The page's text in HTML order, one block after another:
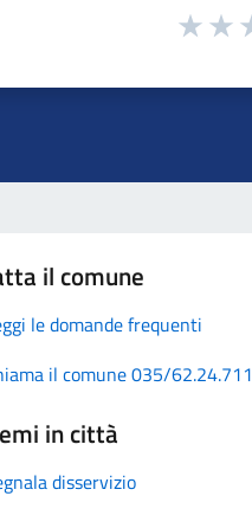
il comune
le domande frequenti
il comune 035/62.24.711
in città
disservizio